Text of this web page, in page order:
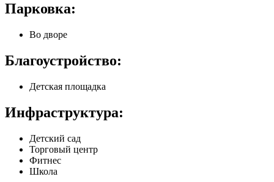
Парковка:
Во дворе
Благоустройство:
Детская площадка
Инфраструктура:
Детский сад
Торговый центр
Фитнес
Школа